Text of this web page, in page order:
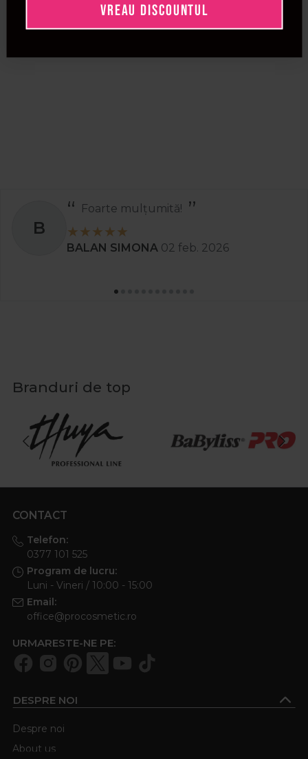
B
Foarte mulțumită!
BALAN SIMONA 02 feb. 2026
Branduri de top
CONTACT
Telefon:
0377 101 525
Program de lucru:
Luni - Vineri / 10:00 - 15:00
Email:
office@procosmetic.ro
URMARESTE-NE PE:
DESPRE NOI
Despre noi
About us
VREAU DISCOUNTUL